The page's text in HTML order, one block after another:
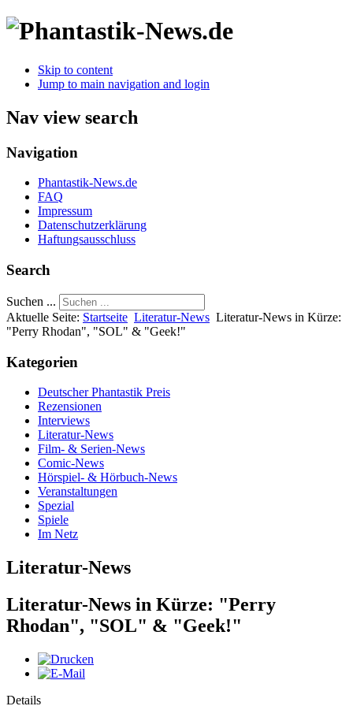
Skip to content
Jump to main navigation and login
Nav view search
Navigation
Phantastik-News.de
FAQ
Impressum
Datenschutzerklärung
Haftungsausschluss
Search
Suchen ...
Aktuelle Seite: Startseite Literatur-News Literatur-News in Kürze:
"Perry Rhodan", "SOL" & "Geek!"
Kategorien
Deutscher Phantastik Preis
Rezensionen
Interviews
Literatur-News
Film- & Serien-News
Comic-News
Hörspiel- & Hörbuch-News
Veranstaltungen
Spezial
Spiele
Im Netz
Literatur-News
Literatur-News in Kürze: "Perry
Rhodan", "SOL" & "Geek!"
Details